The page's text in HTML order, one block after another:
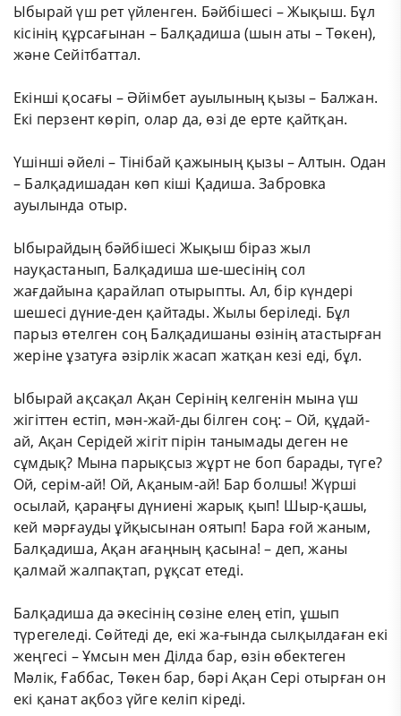
Ыбырай үш рет үйленген. Бәйбішесі – Жықыш. Бұл
кісінің құрсағынан – Балқадиша (шын аты – Төкен),
және Сейітбаттал.
Екінші қосағы – Әйімбет ауылының қызы – Балжан.
Екі перзент көріп, олар да, өзі де ерте қайтқан.
Үшінші әйелі – Тінібай қажының қызы – Алтын. Одан
– Балқадишадан көп кіші Қадиша. Забровка
ауылында отыр.
Ыбырайдың бәйбішесі Жықыш біраз жыл
науқастанып, Балқадиша ше-шесінің сол
жағдайына қарайлап отырыпты. Ал, бір күндері
шешесі дүние-ден қайтады. Жылы беріледі. Бұл
парыз өтелген соң Балқадишаны өзінің атастырған
жеріне ұзатуға әзірлік жасап жатқан кезі еді, бұл.
Ыбырай ақсақал Ақан Серінің келгенін мына үш
жігіттен естіп, мән-жай-ды білген соң: – Ой, құдай-
ай, Ақан Серідей жігіт пірін танымады деген не
сұмдық? Мына парықсыз жұрт не боп барады, түге?
Ой, серім-ай! Ой, Ақаным-ай! Бар болшы! Жүрші
осылай, қараңғы дүниені жарық қып! Шыр-қашы,
кей мәрғауды ұйқысынан оятып! Бара ғой жаным,
Балқадиша, Ақан ағаңның қасына! – деп, жаны
қалмай жалпақтап, рұқсат етеді.
Балқадиша да әкесінің сөзіне елең етіп, ұшып
түрегеледі. Сөйтеді де, екі жа-ғында сылқылдаған екі
жеңгесі – Ұмсын мен Ділда бар, өзін өбектеген
Мәлік, Ғаббас, Төкен бар, бәрі Ақан Сері отырған он
екі қанат ақбоз үйге келіп кіреді.